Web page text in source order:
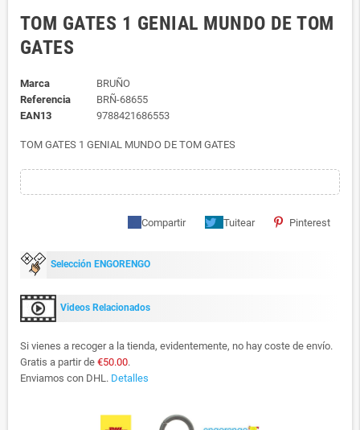
TOM GATES 1 GENIAL MUNDO DE TOM
GATES
Marca
BRUÑO
Referencia
BRÑ-68655
EAN13
9788421686553
TOM GATES 1 GENIAL MUNDO DE TOM GATES
Compartir Tuitear Pinterest
Selección ENGORENGO
Videos Relacionados
Si vienes a recoger a la tienda, evidentemente, no hay coste de envío.
Gratis a partir de €50.00.
Enviamos con DHL. Detalles